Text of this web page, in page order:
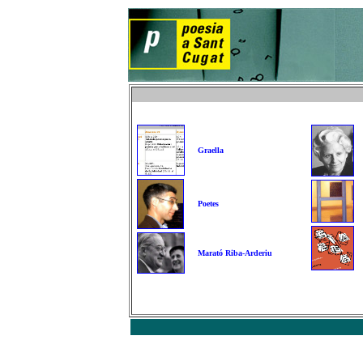
Graella
Poetes
Marató Riba-Arderiu